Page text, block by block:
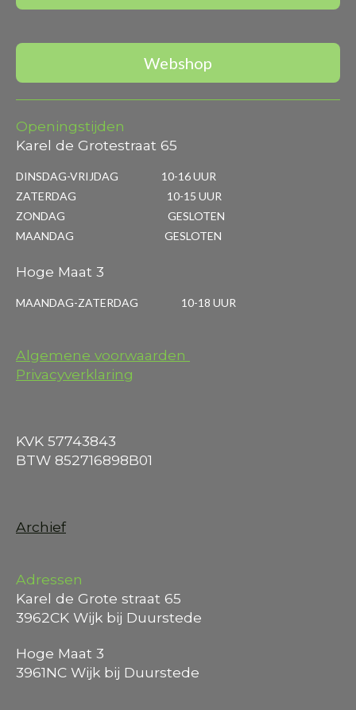
Webshop
Openingstijden
Karel de Grotestraat 65
DINSDAG-VRIJDAG 10-16 UUR
ZATERDAG 10-15 UUR
ZONDAG GESLOTEN
MAANDAG GESLOTEN
Hoge Maat 3
MAANDAG-ZATERDAG 10-18 UUR
Algemene voorwaarden
Privacyverklaring
KVK 57743843
BTW 852716898B01
Archief
Adressen
Karel de Grote straat 65
3962CK Wijk bij Duurstede
Hoge Maat 3
3961NC Wijk bij Duurstede